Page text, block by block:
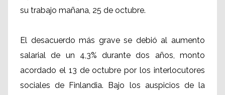
su trabajo mañana, 25 de octubre.
El desacuerdo más grave se debió al aumento
salarial de un 4,3% durante dos años, monto
acordado el 13 de octubre por los interlocutores
sociales de Finlandia. Bajo los auspicios de la